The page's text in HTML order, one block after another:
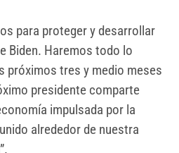
para proteger y desarrollar
Biden. Haremos todo lo
próximos tres y medio meses
presidente comparte
impulsada por la
alrededor de nuestra